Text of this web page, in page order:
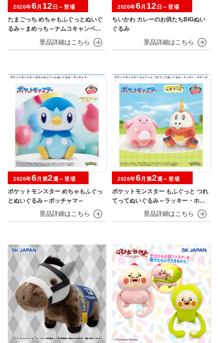
たまごっち めちゃもふぐっとぬいぐ
るみ～まめっち～ナムコキャンペー
2026年6月 12 日～登場
ちいかわ カレーのお供たちBIGぬい
ぐるみ
2026年6月 12 日～登場
ポケットモンスター めちゃもふぐっ
とぬいぐるみ～ポッチャマ～
2026年6月第2週～登場
ポケットモンスター もふぐっと つれ
てってぬいぐるみ～ラッキー・ホゲ
2026年6月第2週～登場